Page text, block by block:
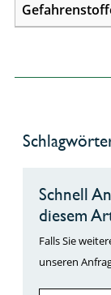
Schnell
diesem
Falls Sie
unseren